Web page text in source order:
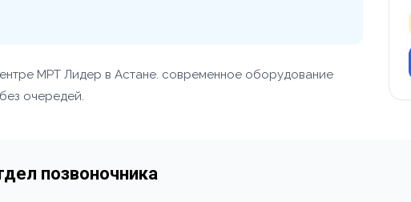
МРТ Лидер в Астане. современное оборудование
очередей.
позвоночника